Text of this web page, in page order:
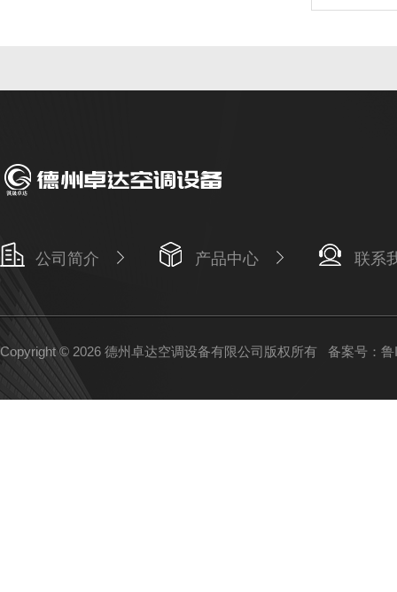
公司简介 产品中心 联系
Copyright © 2026 德州卓达空调设备有限公司版权所有 备案号：